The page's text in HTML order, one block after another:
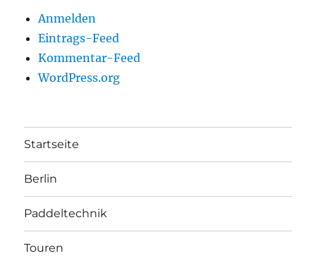
Anmelden
Eintrags-Feed
Kommentar-Feed
WordPress.org
Startseite
Berlin
Paddeltechnik
Touren